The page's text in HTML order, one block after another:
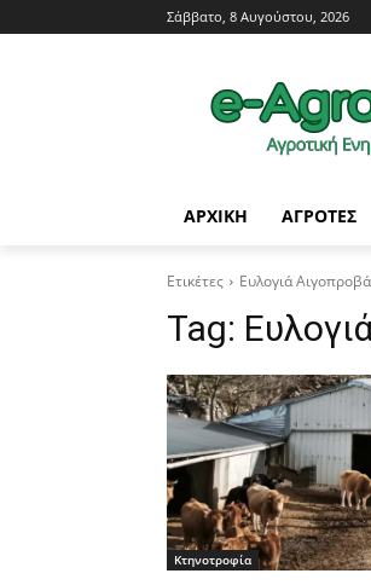
Σάββατο, 8 Αυγούστου, 2026
ΑΡΧΙΚΗ AΓΡΟΤΕΣ
Ετικέτες Ευλογιά
Tag:
Κτηνοτροφία